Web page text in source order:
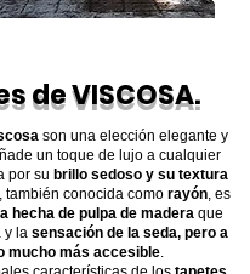
de VISCOSA.
son una elección elegante y
un toque de lujo a cualquier
por su brillo sedoso y su textura
también conocida como rayón, es
hecha de pulpa de madera que
y la sensación de la seda, pero a
mucho más accesible.